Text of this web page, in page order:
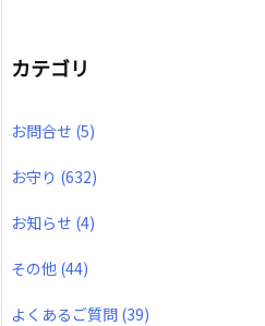
カテゴリ
お問合せ (5)
お守り (632)
お知らせ (4)
その他 (44)
よくあるご質問 (39)